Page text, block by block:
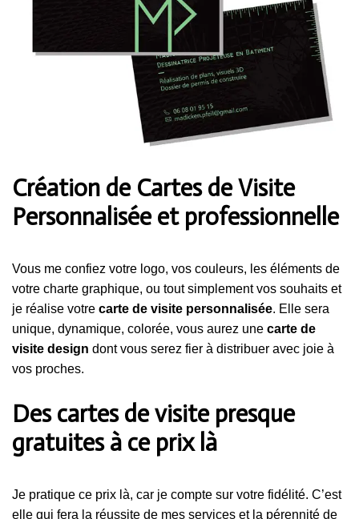
Création de Cartes de Visite
Personnalisée et professionnelle
Vous me confiez votre logo, vos couleurs, les éléments de
votre charte graphique, ou tout simplement vos souhaits et
je réalise votre carte de visite personnalisée. Elle sera
unique, dynamique, colorée, vous aurez une carte de
visite design dont vous serez fier à distribuer avec joie à
vos proches.
Des cartes de visite presque
gratuites à ce prix là
Je pratique ce prix là, car je compte sur votre fidélité. C’est
elle qui fera la réussite de mes services et la pérennité de